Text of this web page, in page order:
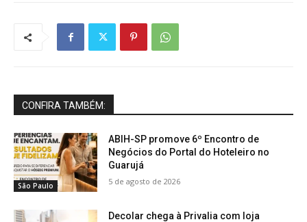
CONFIRA TAMBÉM:
São Paulo
ABIH-SP promove 6º Encontro de
Negócios do Portal do Hoteleiro no
Guarujá
5 de agosto de 2026
Decolar chega à Privalia com loja